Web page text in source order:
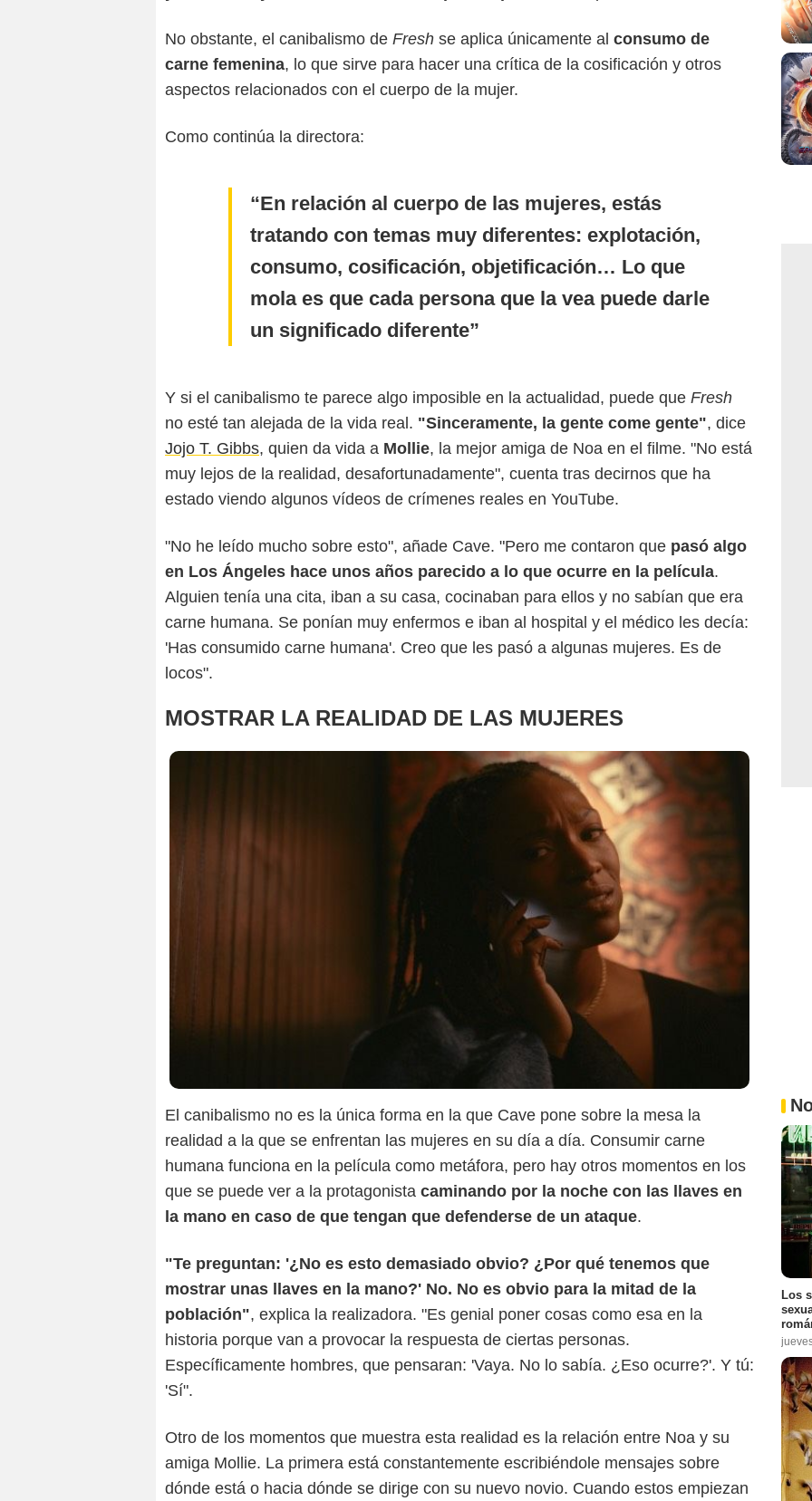
No obstante, el canibalismo de Fresh se aplica únicamente al consumo de
carne femenina, lo que sirve para hacer una crítica de la cosificación y otros
aspectos relacionados con el cuerpo de la mujer.
Como continúa la directora:
En relación al cuerpo de las mujeres, estás
tratando con temas muy diferentes: explotación,
consumo, cosificación, objetificación… Lo que
mola es que cada persona que la vea puede darle
un significado diferente
Y si el canibalismo te parece algo imposible en la actualidad, puede que Fresh
no esté tan alejada de la vida real. "Sinceramente, la gente come gente", dice
Jojo T. Gibbs, quien da vida a Mollie, la mejor amiga de Noa en el filme. "No está
muy lejos de la realidad, desafortunadamente", cuenta tras decirnos que ha
estado viendo algunos vídeos de crímenes reales en YouTube.
"No he leído mucho sobre esto", añade Cave. "Pero me contaron que pasó algo
en Los Ángeles hace unos años parecido a lo que ocurre en la película.
Alguien tenía una cita, iban a su casa, cocinaban para ellos y no sabían que era
carne humana. Se ponían muy enfermos e iban al hospital y el médico les decía:
'Has consumido carne humana'. Creo que les pasó a algunas mujeres. Es de
locos".
MOSTRAR LA REALIDAD DE LAS MUJERES
El canibalismo no es la única forma en la que Cave pone sobre la mesa la
realidad a la que se enfrentan las mujeres en su día a día. Consumir carne
humana funciona en la película como metáfora, pero hay otros momentos en los
que se puede ver a la protagonista caminando por la noche con las llaves en
la mano en caso de que tengan que defenderse de un ataque.
"Te preguntan: '¿No es esto demasiado obvio? ¿Por qué tenemos que
mostrar unas llaves en la mano?' No. No es obvio para la mitad de la
población", explica la realizadora. "Es genial poner cosas como esa en la
historia porque van a provocar la respuesta de ciertas personas.
Específicamente hombres, que pensaran: 'Vaya. No lo sabía. ¿Eso ocurre?'. Y tú:
'Sí".
Otro de los momentos que muestra esta realidad es la relación entre Noa y su
amiga Mollie. La primera está constantemente escribiéndole mensajes sobre
dónde está o hacia dónde se dirige con su nuevo novio. Cuando estos empiezan
Los